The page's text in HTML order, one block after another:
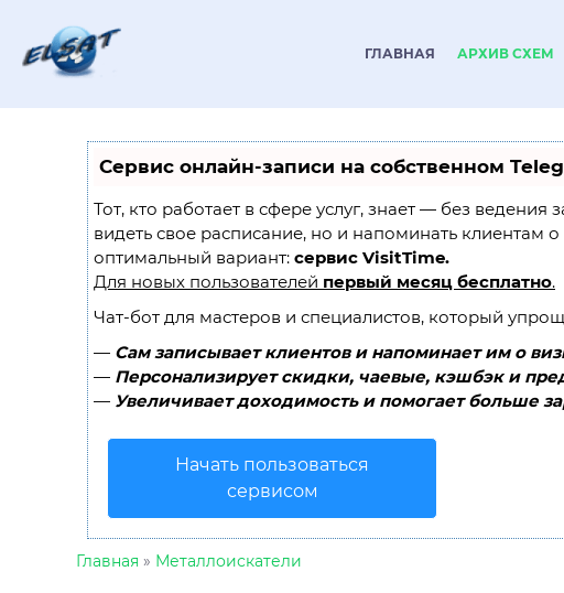
ГЛАВНАЯ АРХИВ СХЕМ
Сервис онлайн-записи на собственном
Тот, кто работает в сфере услуг, знает — без
видеть свое расписание, но и напоминать
оптимальный вариант: сервис VisitTime.
Для новых пользователей первый месяц бесплатно.
Чат-бот для мастеров и специалистов, который
— Сам записывает клиентов и напоминает им о
— Персонализирует скидки, чаевые, кэшбэк и
— Увеличивает доходимость и помогает больше
Начать пользоваться
сервисом
Главная » Металлоискатели